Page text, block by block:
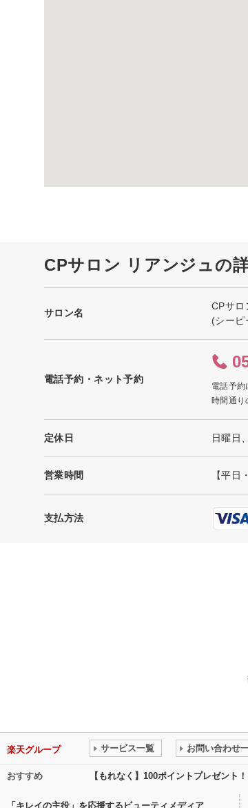
CPサロン リアンジュの
サロン名
CPサロ
(シーピ
電話予約・ネット予約
電話予
時間通り
定休日 日曜日
営業時間 【平
支払方法
楽天グループ サービス一覧 お問い合わせ
おすすめ 【もれなく】100ポイントプレゼン
「キレイの主役」を応援するビューティメディア